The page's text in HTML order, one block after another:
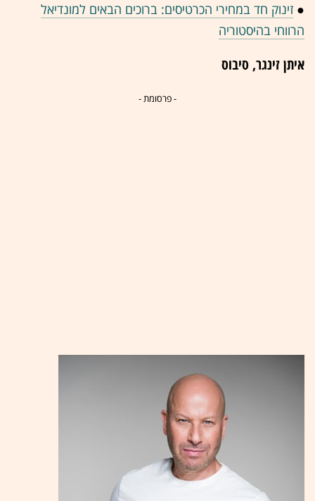
● זינוק חד במחירי הכרטיסים: ברוכים הבאים למונדיאל
הרווחי בהיסטוריה
איתן זינגר, סיבוס
- פרסומת -